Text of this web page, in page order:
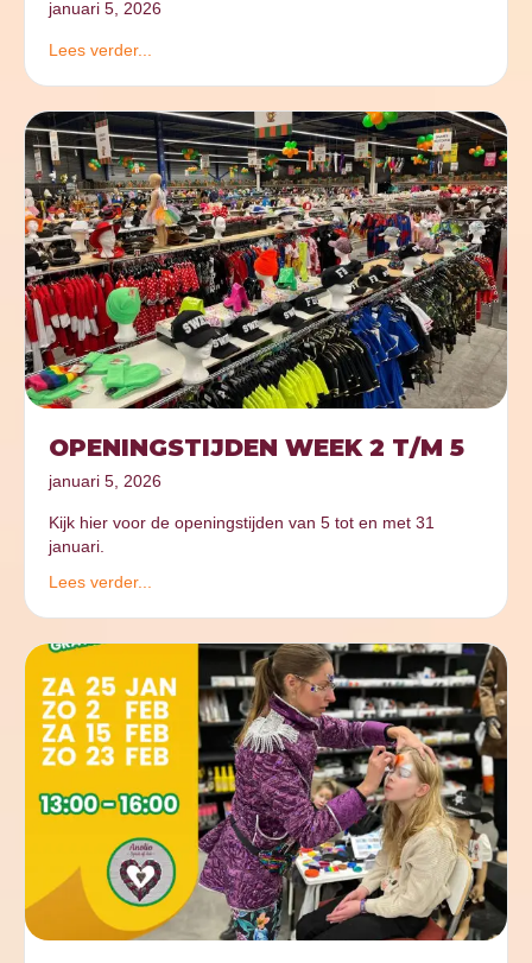
januari 5, 2026
Lees verder...
OPENINGSTIJDEN WEEK 2 T/M 5
januari 5, 2026
Kijk hier voor de openingstijden van 5 tot en met 31
januari.
Lees verder...